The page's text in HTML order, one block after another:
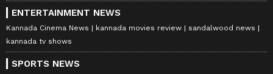
ENTERTAINMENT NEWS
Kannada Cinema News kannada movies review
sandalwood news
kannada tv shows
SPORTS NEWS